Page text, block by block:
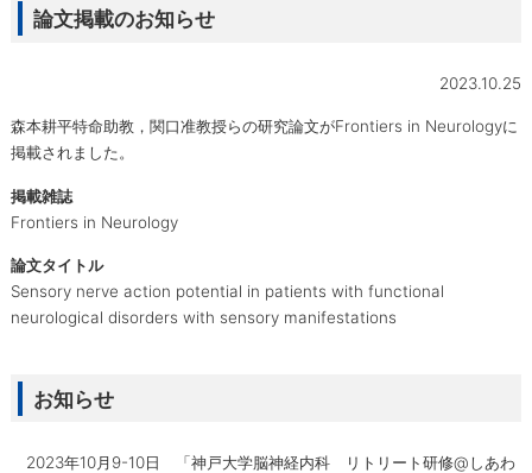
論文掲載のお知らせ
2023.10.25
森本耕平特命助教，関口准教授らの研究論文がFrontiers in Neurologyに
掲載されました。
掲載雑誌
Frontiers in Neurology
論文タイトル
Sensory nerve action potential in patients with functional
neurological disorders with sensory manifestations
お知らせ
2023年10月9-10日 「神戸大学脳神経内科 リトリート研修@しあわ